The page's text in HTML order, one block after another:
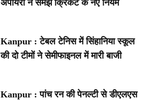
अंपायरों ने समझे क्रिकेट के नए नियम
Kanpur : टेबल टेनिस में सिंहानिया स्कूल
की दो टीमों ने सेमीफाइनल में मारी बाजी
Kanpur : पांच रन की पेनल्टी से डीएलएस